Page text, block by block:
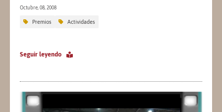
Octubre, 08, 2008
Premios Actividades
Seguir leyendo